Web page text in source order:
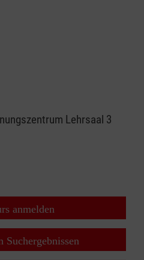
Lehrsaal 3
anmelden
Suchergebnissen